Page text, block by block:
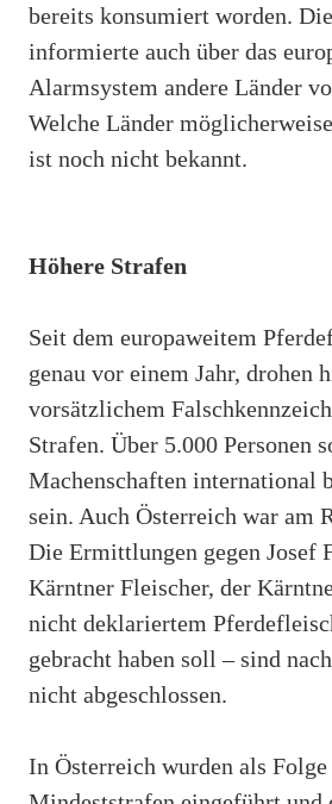
bereits konsumiert worden.
informierte auch über das
Alarmsystem andere Länder
Welche Länder
ist noch nicht bekannt.
Höhere Strafen
Seit dem europaweitem
genau vor einem Jahr, drohen
vorsätzlichem
Strafen. Über 5.000 Personen
Machenschaften international
sein. Auch Österreich war am
Die Ermittlungen gegen Josef
Kärntner Fleischer, der
nicht deklariertem
gebracht haben soll – sind
nicht abgeschlossen.
In Österreich wurden als Folge